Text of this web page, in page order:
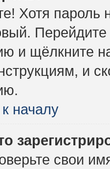
Хотя пароль
и щёлкните
и
началу
свои